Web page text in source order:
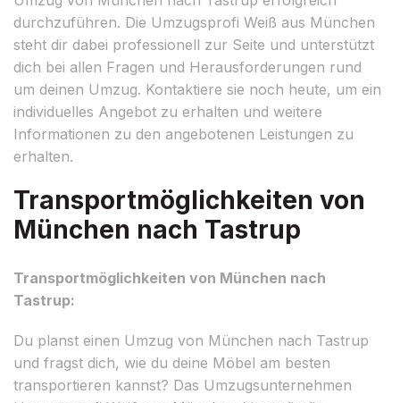
durchzuführen. Die Umzugsprofi Weiß aus München
steht dir dabei professionell zur Seite und unterstützt
dich bei allen Fragen und Herausforderungen rund
um deinen Umzug. Kontaktiere sie noch heute, um ein
individuelles Angebot zu erhalten und weitere
Informationen zu den angebotenen Leistungen zu
erhalten.
Transportmöglichkeiten von
München nach Tastrup
Transportmöglichkeiten von München nach
Tastrup:
Du planst einen Umzug von München nach Tastrup
und fragst dich, wie du deine Möbel am besten
transportieren kannst? Das Umzugsunternehmen